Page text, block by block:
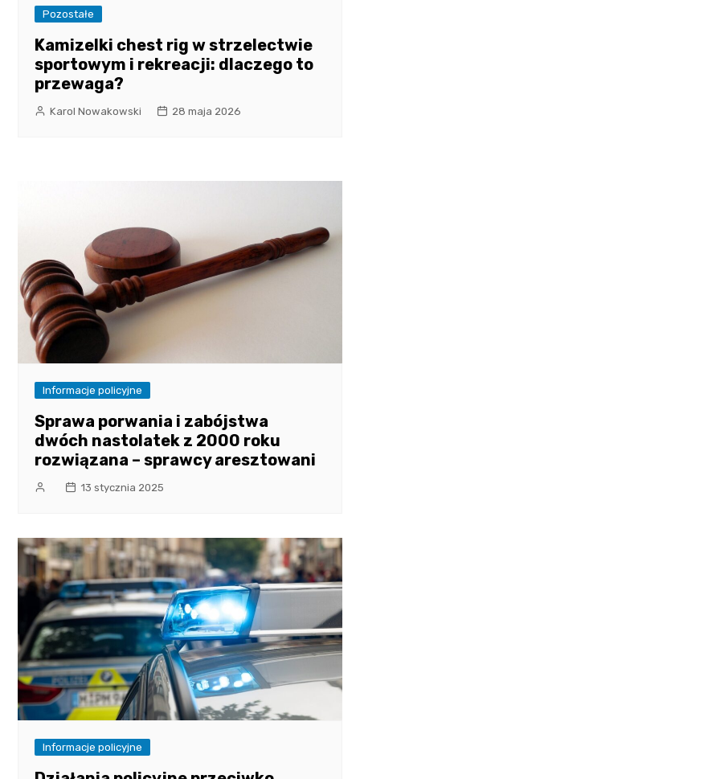
Pozostałe
Kamizelki chest rig w strzelectwie
sportowym i rekreacji: dlaczego to
przewaga?
Karol Nowakowski 28 maja 2026
Informacje policyjne
Sprawa porwania i zabójstwa
dwóch nastolatek z 2000 roku
rozwiązana – sprawcy aresztowani
13 stycznia 2025
Informacje policyjne